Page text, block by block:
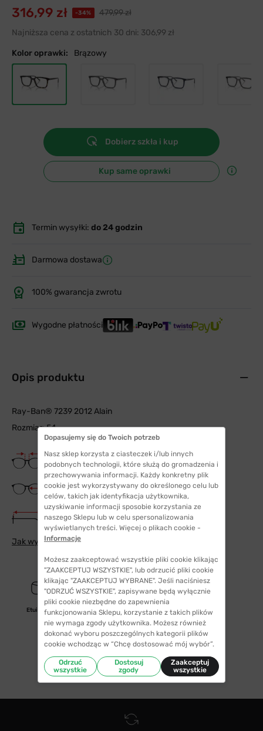
316,99 zł -34%
479,99 zł
Najniższa cena z ostatnich 30 dni: 306,99 zł
Kolor oprawki: Brązowy
Dobierz szkła i kup
Kup same oprawki
Termin wysyłki: do 24 godzin
Darmowa dostawa
100% gwarancja zwrotu
Wygodne płatności
Opis produktu
Ray-Ban® 7239 2012 Alain
Rozmiar: 54
Szerokość mostka
18 mm
Szerokość szkła
54 mm
Długość zauszników
145 mm
Jak wybrać odpowiedni rozmiar
Etui/woreczek
Dopasujemy się do Twoich potrzeb
Nasz sklep korzysta z ciasteczek i/lub innych
podobnych technologii, które służą do gromadzenia i
przechowywania informacji. Każdy konkretny plik
cookie jest wykorzystywany do określonego celu lub
celów, takich jak identyfikacja użytkownika,
uzyskiwanie informacji sposobie korzystania ze
naszego Sklepu lub w celu spersonalizowania
wyświetlanych treści. Więcej o plikach cookie -
Informacje
Możesz zaakceptować wszystkie pliki cookie klikając
"ZAAKCEPTUJ WSZYSTKIE", lub odrzucić pliki cookie
klikając "ZAAKCEPTUJ WYBRANE". Jeśli naciśniesz
"ODRZUĆ WSZYSTKIE", zapisywane będą wyłącznie
pliki cookie niezbędne do zapewnienia
funkcjonowania Sklepu, korzystanie z takich plików
nie wymaga zgody użytkownika. Możesz również
dokonać wyboru poszczególnych kategorii plików
cookie wchodząc w “Chcę dostosować mój wybór”.
Odrzuć
wszystkie
Dostosuj
zgody
Zaakceptuj
wszystkie